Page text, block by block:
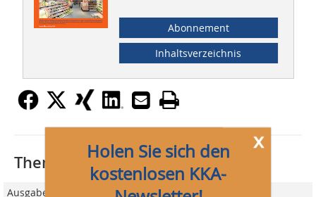
Abonnement
Inhaltsverzeichnis
x
Holen Sie sich den
kostenlosen KKA-
Thematisch passende Artikel:
Ausgabe 02/2012